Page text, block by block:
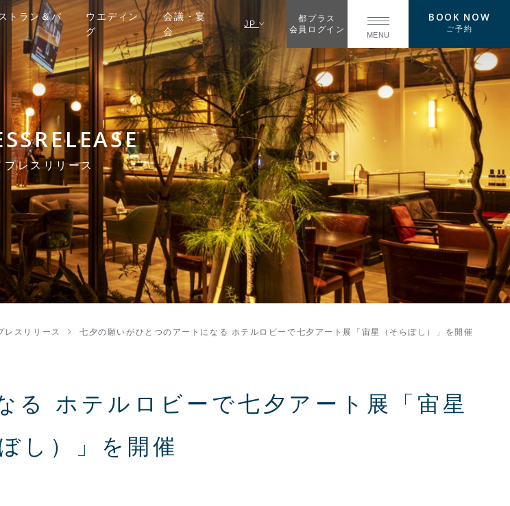
トラン＆バ
ウエディン
グ
会議・宴
会
JP
都プラス
会員ログイン
MENU
BOOK NOW
ご予約
プレスリリース
レスリリース 七夕の願いがひとつのアートになる ホテルロビーで七夕アート展「宙星（そらぼし）」を開催
る ホテルロビーで七夕アート展「宙星
し）」を開催